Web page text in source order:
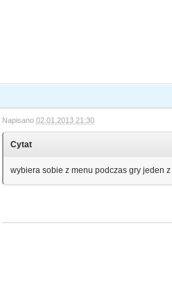
Napisano02.01.2013 21:30
Cytat
wybiera sobie z menu podczas gry jeden